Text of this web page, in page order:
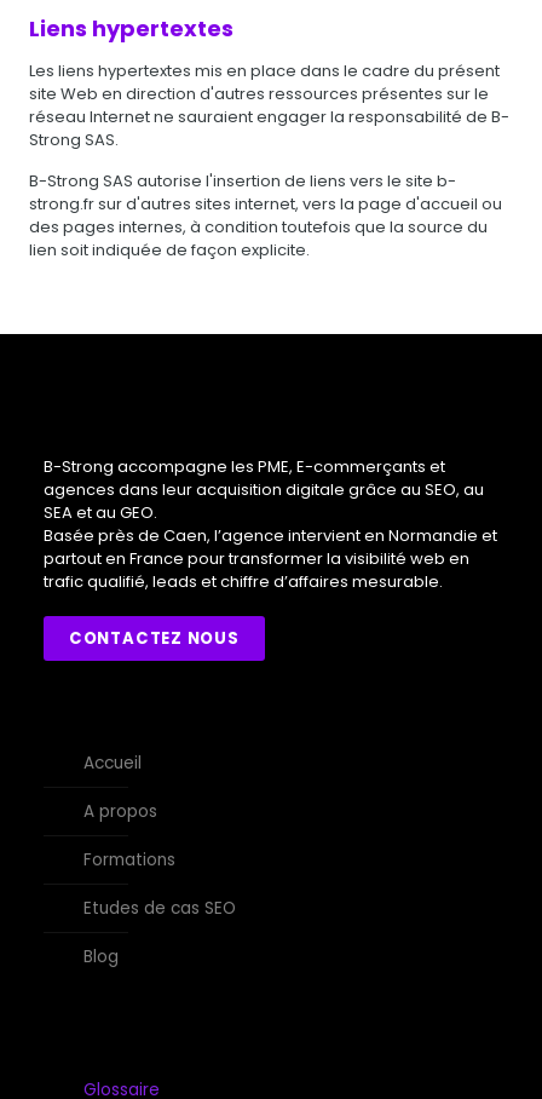
Liens hypertextes
Les liens hypertextes mis en place dans le cadre du présent
site Web en direction d'autres ressources présentes sur le
réseau Internet ne sauraient engager la responsabilité de B-
Strong SAS.
B-Strong SAS autorise l'insertion de liens vers le site b-
strong.fr sur d'autres sites internet, vers la page d'accueil ou
des pages internes, à condition toutefois que la source du
lien soit indiquée de façon explicite.
B-Strong accompagne les PME, E-commerçants et
agences dans leur acquisition digitale grâce au SEO, au
SEA et au GEO.
Basée près de Caen, l’agence intervient en Normandie et
partout en France pour transformer la visibilité web en
trafic qualifié, leads et chiffre d’affaires mesurable.
CONTACTEZ NOUS
Accueil
A propos
Formations
Etudes de cas SEO
Blog
Glossaire